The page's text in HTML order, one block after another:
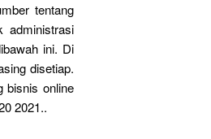
tentang
administrasi
ini. Di
disetiap.
bisnis online
2021..